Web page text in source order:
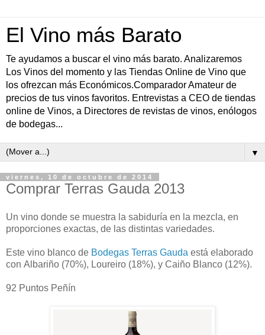
El Vino más Barato
Te ayudamos a buscar el vino más barato. Analizaremos
Los Vinos del momento y las Tiendas Online de Vino que
los ofrezcan más Económicos.Comparador Amateur de
precios de tus vinos favoritos. Entrevistas a CEO de tiendas
online de Vinos, a Directores de revistas de vinos, enólogos
de bodegas...
▼
viernes, 10 de octubre de 2014
Comprar Terras Gauda 2013
Un vino donde se muestra la sabiduría en la mezcla, en
proporciones exactas, de las distintas variedades.
Este vino blanco de Bodegas Terras Gauda está elaborado
con Albariño (70%), Loureiro (18%), y Caiño Blanco (12%).
92 Puntos Peñín